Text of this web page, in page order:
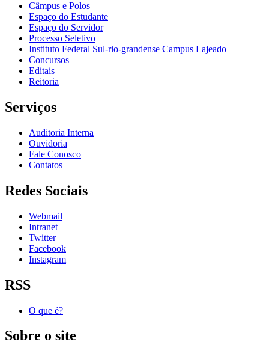
Câmpus e Polos
Espaço do Estudante
Espaço do Servidor
Processo Seletivo
Instituto Federal Sul-rio-grandense Campus Lajeado
Concursos
Editais
Reitoria
Serviços
Auditoria Interna
Ouvidoria
Fale Conosco
Contatos
Redes Sociais
Webmail
Intranet
Twitter
Facebook
Instagram
RSS
O que é?
Sobre o site